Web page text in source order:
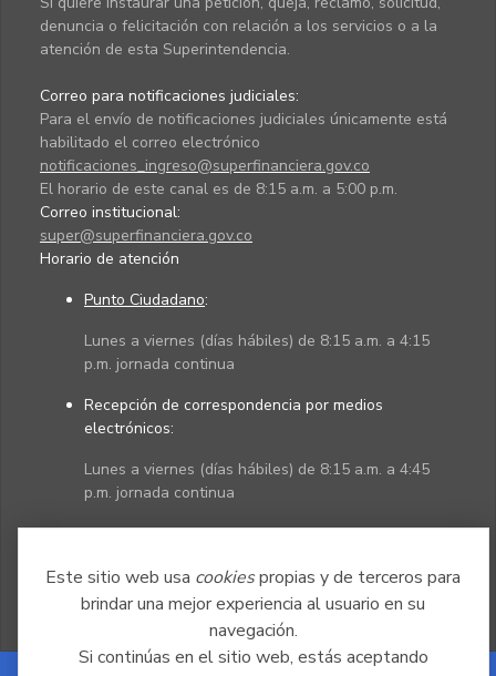
Este sitio web usa cookiespropias y de terceros para
brindar una mejor experiencia al usuario en su
navegación.
Si continúas en el sitio web, estás aceptando
denuncia o felicitación con relación a los servicios o a la
atención de esta Superintendencia.
Correo para notificaciones judiciales:
Para el envío de notificaciones judiciales únicamente está
habilitado el correo electrónico
notificaciones_ingreso@superfinanciera.gov.co
El horario de este canal es de 8:15 a.m. a 5:00 p.m.
Correo institucional:
super@superfinanciera.gov.co
Horario de atención
Punto Ciudadano:
Lunes a viernes (días hábiles) de 8:15 a.m. a 4:15
p.m. jornada continua
Recepción de correspondencia por medios
electrónicos:
Lunes a viernes (días hábiles) de 8:15 a.m. a 4:45
p.m. jornada continua